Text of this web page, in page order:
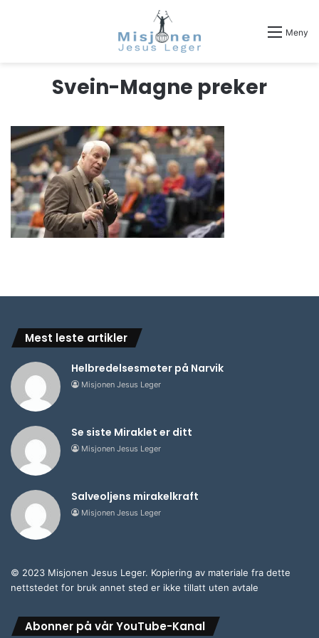
Meny
Svein-Magne preker
Mest leste artikler
Helbredelsesmøter på Narvik
Misjonen Jesus Leger
Se siste Miraklet er ditt
Misjonen Jesus Leger
Salveoljens mirakelkraft
Misjonen Jesus Leger
© 2023 Misjonen Jesus Leger. Kopiering av materiale fra dette
nettstedet for bruk annet sted er ikke tillatt uten avtale
Abonner på vår YouTube-Kanal